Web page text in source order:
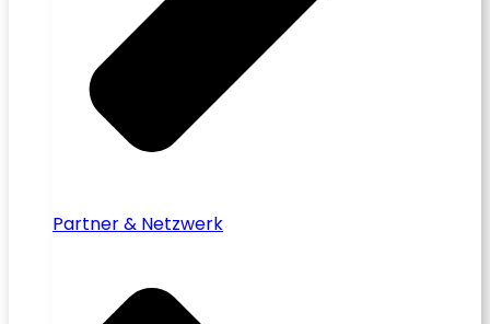
Partner & Netzwerk